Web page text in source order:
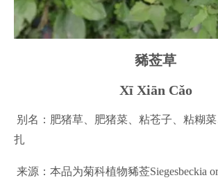
豨莶草
Xī Xiān Cǎo
别名：肥猪草、肥猪菜、粘苍子、粘糊
扎
来源：本品为菊科植物豨莶Siegesbeckia